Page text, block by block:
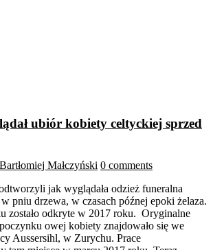
ubiór kobiety celtyckiej sprzed
Bartłomiej Małczyński 0 comments
jak wyglądała odzież funeralna
pniu drzewa, w czasach późnej epoki żelaza.
zostało odkryte w 2017 roku. Oryginalne
owej kobiety znajdowało się we
Aussersihl, w Zurychu. Prace